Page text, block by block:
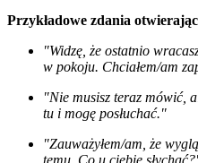
Przykładowe zdania
"Widzę, że ostatnio
w pokoju. Chciałem/am
"Nie musisz teraz mówić,
tu i mogę posłuchać."
"Zauważyłem/am, że
temu. Co u ciebie